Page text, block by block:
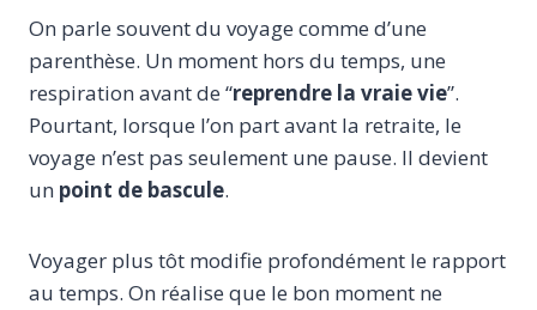
On parle souvent du voyage comme d’une
parenthèse. Un moment hors du temps, une
respiration avant de “reprendre la vraie vie”.
Pourtant, lorsque l’on part avant la retraite, le
voyage n’est pas seulement une pause. Il devient
un point de bascule.
Voyager plus tôt modifie profondément le rapport
au temps. On réalise que le bon moment ne